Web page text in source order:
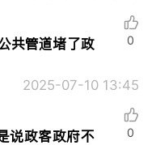
共管道堵了政
2025-07-10 13:45
0
说政客政府不
0